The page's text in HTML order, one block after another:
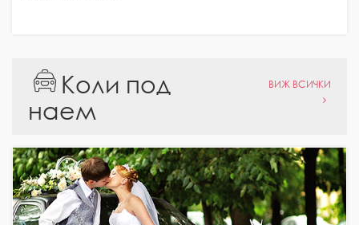
Коли под
наем
ВИЖ ВСИЧКИ